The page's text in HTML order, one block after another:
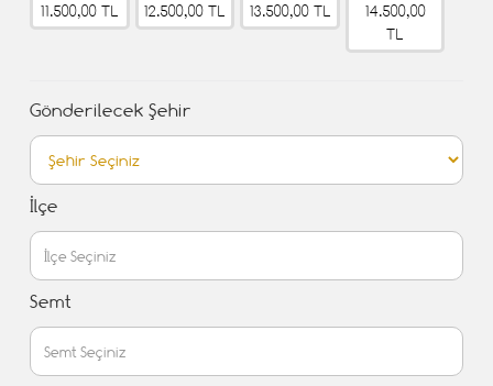
11.500,00 TL
12.500,00 TL
13.500,00 TL
14.500,00
TL
Gönderilecek Şehir
İlçe
Semt